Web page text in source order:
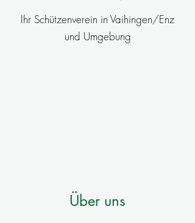
Ihr Schützenverein in Vaihingen/Enz
und Umgebung
Über uns